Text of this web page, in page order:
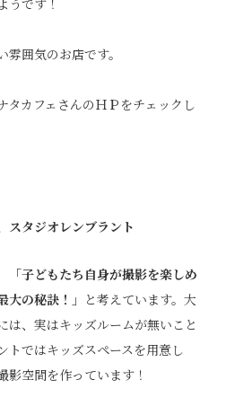
うです！
囲気のお店です。
タカフェさんのＨＰをチェックし
スタジオレンブラント
「子どもたち自身が撮影を楽しめ
の秘訣！」 と考えています。大
は、実はキッズルームが無いこと
トではキッズスペースを用意し
影空間を作っています！